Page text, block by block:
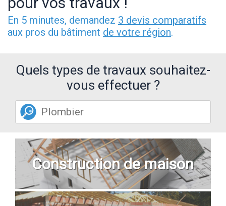
En 5 minutes, demandez 3 devis comparatifs
aux pros du bâtiment de votre région.
Quels types de travaux souhaitez-
vous effectuer ?
Construction de maison